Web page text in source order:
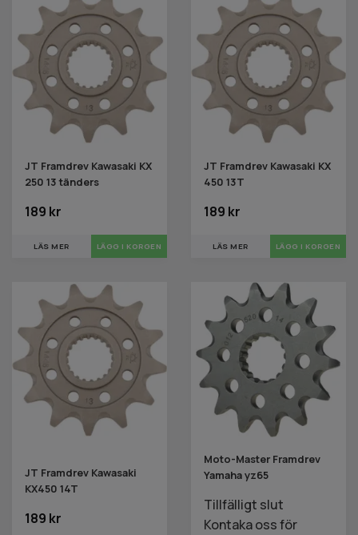
JT Framdrev Kawasaki KX
250 13 tänders
189 kr
LÄS MER
JT Framdrev Kawasaki KX
450 13T
189 kr
LÄS MER
JT Framdrev Kawasaki
KX450 14T
189 kr
Moto-Master Framdrev
Yamaha yz65
Tillfälligt slut
Kontaka oss för